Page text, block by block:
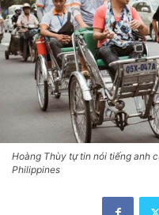
Hoàng Thùy tự tin nói tiếng anh
Philippines